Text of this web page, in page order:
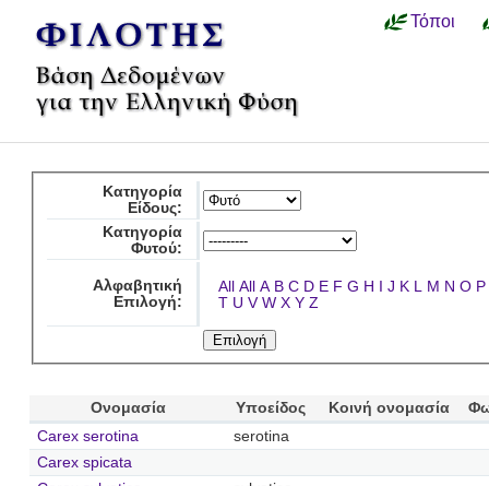
Τόποι
Κατηγορία
Είδους:
Κατηγορία
Φυτού:
Αλφαβητική
Επιλογή:
All All A B C D E F G H I J K L M N O P
T U V W X Y Z
Ονομασία Υποείδος Κοινή ονομασία
Carex serotina
serotina
Carex spicata